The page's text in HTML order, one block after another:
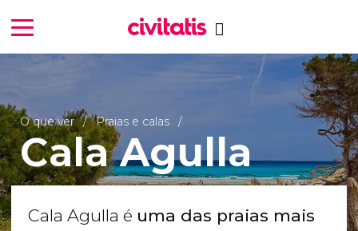
O que ver Praias e calas
Cala Agulla
Cala Agulla é uma das praias mais